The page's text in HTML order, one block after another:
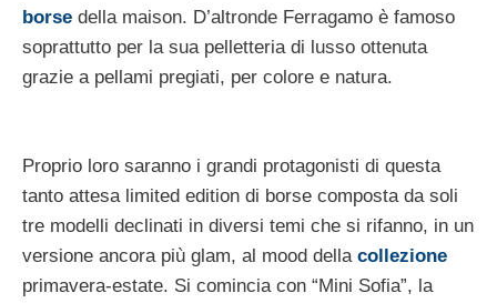
borse della maison. D’altronde Ferragamo è famoso
soprattutto per la sua pelletteria di lusso ottenuta
grazie a pellami pregiati, per colore e natura.
Proprio loro saranno i grandi protagonisti di questa
tanto attesa limited edition di borse composta da soli
tre modelli declinati in diversi temi che si rifanno, in un
versione ancora più glam, al mood della collezione
primavera-estate. Si comincia con “Mini Sofia”, la